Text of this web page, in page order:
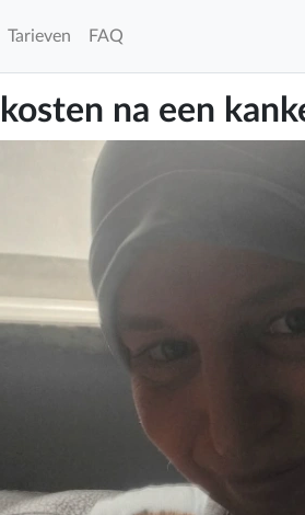
Tarieven FAQ
na een